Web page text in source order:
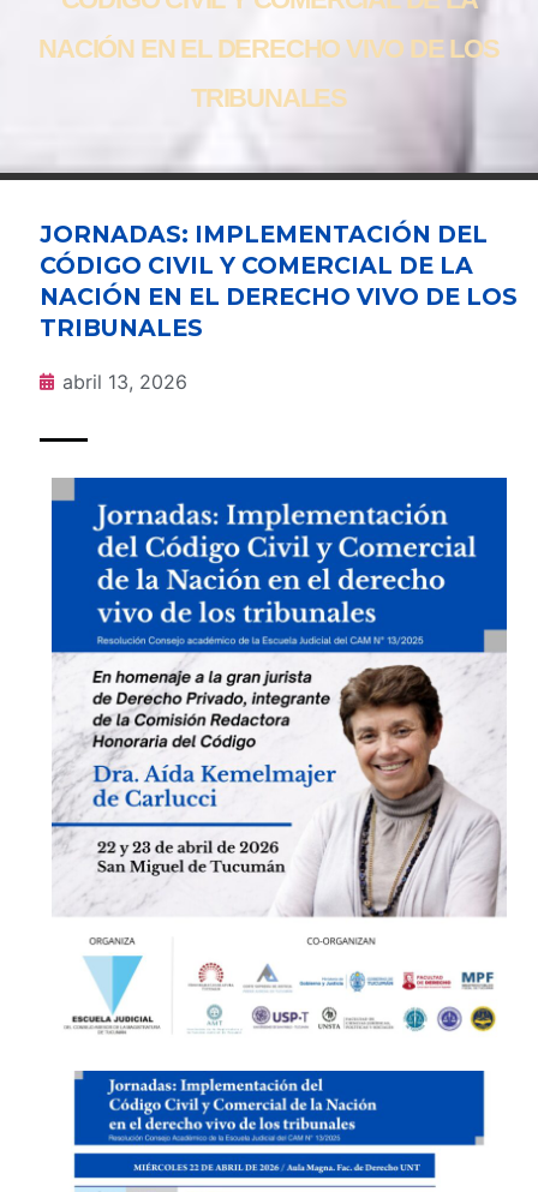
NACIÓN EN EL DERECHO VIVO DE LOS
TRIBUNALES
JORNADAS: IMPLEMENTACIÓN DEL
CÓDIGO CIVIL Y COMERCIAL DE LA
NACIÓN EN EL DERECHO VIVO DE LOS
TRIBUNALES
abril 13, 2026